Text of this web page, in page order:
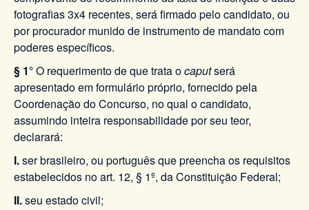
fotografias 3x4 recentes, será firmado pelo candidato, ou
por procurador munido de instrumento de mandato com
poderes específicos.
§ 1°O requerimento de que trata ocaputserá
apresentado em formulário próprio, fornecido pela
Coordenação do Concurso, no qual o candidato,
assumindo inteira responsabilidade por seu teor,
declarará:
I.ser brasileiro, ou português que preencha os requisitos
estabelecidos no art. 12, § 1º, da Constituição Federal;
II.seu estado civil;